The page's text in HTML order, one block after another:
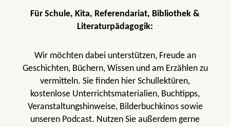
Für Schule, Kita, Referendariat, Bibliothek &
Literaturpädagogik:
Wir möchten dabei unterstützen, Freude an
Geschichten, Büchern, Wissen und am Erzählen zu
vermitteln. Sie finden hier Schullektüren,
kostenlose Unterrichtsmaterialien, Buchtipps,
Veranstaltungshinweise, Bilderbuchkinos sowie
unseren Podcast. Nutzen Sie außerdem gerne